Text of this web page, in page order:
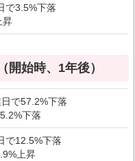
で3.5%下落
昇
始時、1年後）
で57.2%下落
下落
で12.5%下落
上昇